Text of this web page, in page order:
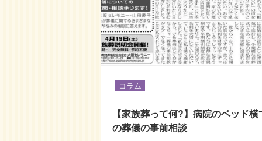
コラム
【家族葬って何?】病院のベッド横
の葬儀の事前相談